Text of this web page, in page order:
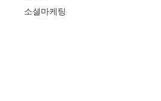
소셜마케팅